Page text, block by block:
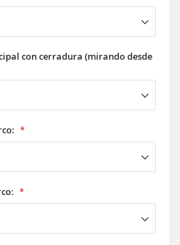
con cerradura (mirando desde